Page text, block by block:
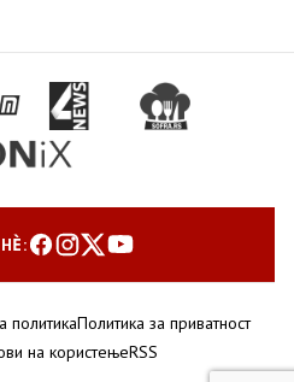
политикаПолитика за приватност
на користењеRSS